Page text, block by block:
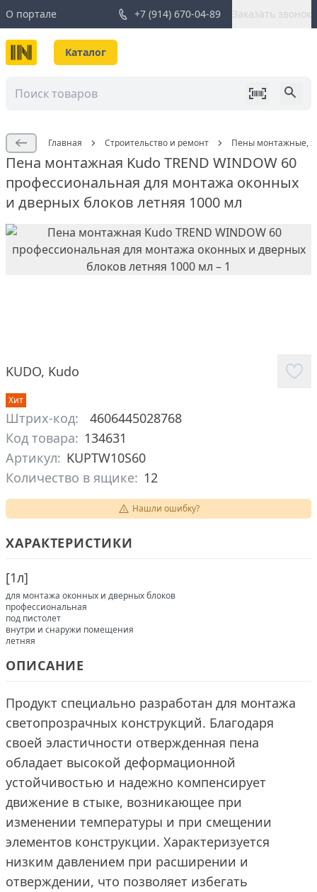
О портале +7 (914) 670-04-89 Заказать звонок
Каталог
Главная Строительство и ремонт Пены монтажные,
Пена монтажная Kudo TREND WINDOW 60
профессиональная для монтажа оконных
и дверных блоков летняя 1000 мл
KUDO, Kudo
Хит
Штрих-код:
4606445028768
Код товара: 134631
Артикул: KUPTW10S60
Количество в ящике: 12
Нашли ошибку?
ХАРАКТЕРИСТИКИ
[1л]
для монтажа оконных и дверных блоков
профессиональная
под пистолет
внутри и снаружи помещения
летняя
ОПИСАНИЕ
Продукт специально разработан для монтажа
светопрозрачных конструкций. Благодаря
своей эластичности отвержденная пена
обладает высокой деформационной
устойчивостью и надежно компенсирует
движение в стыке, возникающее при
изменении температуры и при смещении
элементов конструкции. Характеризуется
низким давлением при расширении и
отверждении, что позволяет избегать